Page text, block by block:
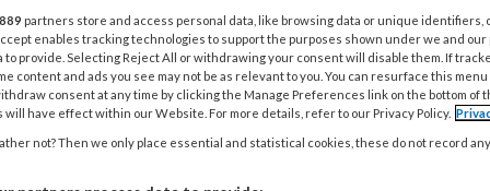
Opslaan Reacties 0 Delen
is anders
7
889 partners store and access personal data, like browsing data or unique identifiers,
enables tracking technologies to support the purposes shown under we and
to provide. Selecting Reject All or withdrawing your consent will disable them. If
content and ads you see may not be as relevant to you. You can resurface this
consent at any time by clicking the Manage Preferences link on the bottom of
will have effect within our Website. For more details, refer to our Privacy Policy.
not? Then we only place essential and statistical cookies, these do not record